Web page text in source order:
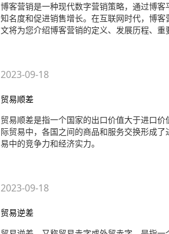
博客营销是一种现代数字营销策略，通过博
知名度和促进销售增长。在互联网时代，博
文将为您介绍博客营销的定义、发展历程、重
2023-09-18
贸易顺差
贸易顺差是指一个国家的出口价值大于进口
际贸易中，各国之间的商品和服务交换形成
易中的竞争力和经济实力。
2023-09-18
贸易逆差